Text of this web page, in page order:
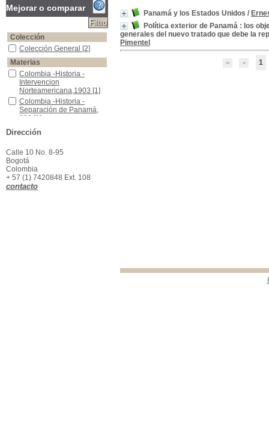
Panamá y los Estados Unidos /
Política exterior de Panamá : los
generales del nuevo tratado que debe la
Pimentel
1
Mejorar o comparar
Colección
Colección General
Colección General [2]
Materias
Colombia -Historia -Intervencion Norteamericana,1903
Colombia -Historia -
Intervencion
Norteamericana,1903 [1]
Colombia -Historia -Separación de Panamá, 103
Colombia -Historia -
Separación de Panamá,
103 [1]
Colombia -Tratados Internacionales
Colombia -Tratados
Internacionales
Estados Unidos -Tratados Internacionales
Estados Unidos -Tratados
Internacionales
Panamá -Historia -Separación de Colombia, 1903
Panamá -Historia -
Separación de Colombia,
1903
Dirección
Calle 10 No. 8-95
Bogotá
Colombia
+ 57 (1) 7420848 Ext. 108
contacto